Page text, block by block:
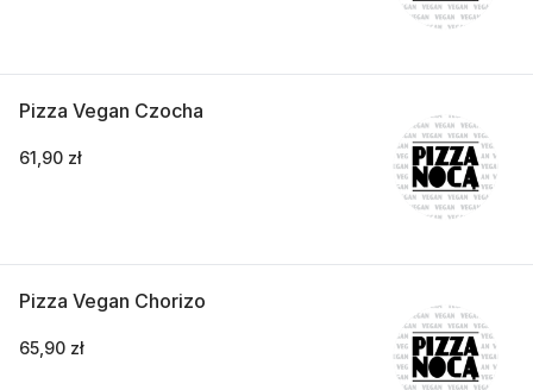
Pizza Vegan Czocha
61,90 zł
Pizza Vegan Chorizo
65,90 zł